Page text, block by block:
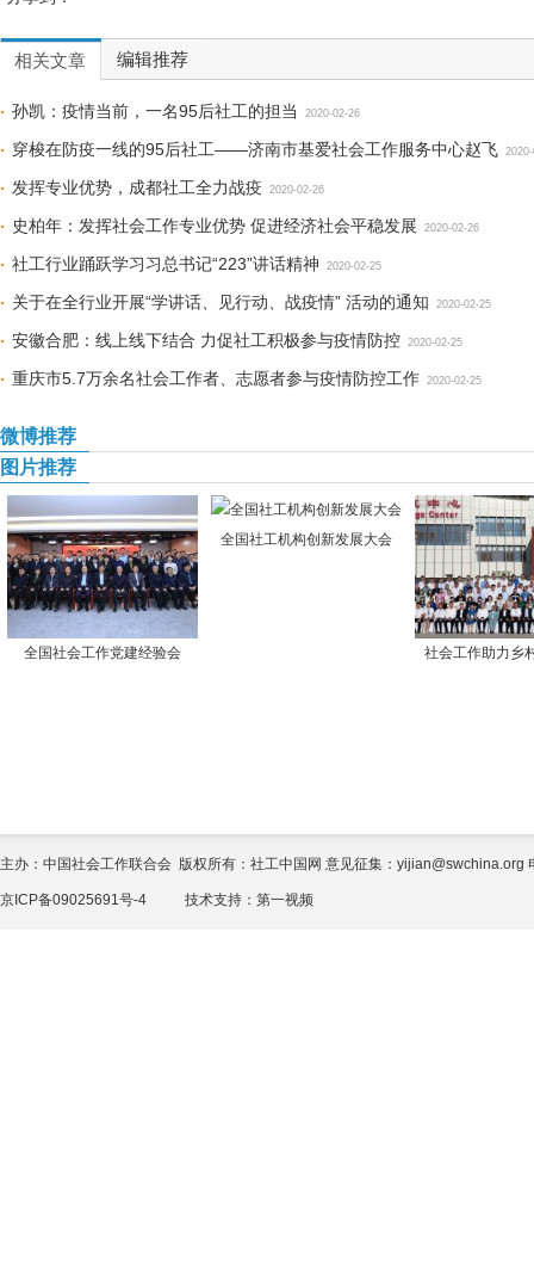
相关文章 编辑推荐
孙凯：疫情当前，一名95后社工的担当 2020-02-26
穿梭在防疫一线的95后社工——济南市基爱社会工作服务中心赵飞
发挥专业优势，成都社工全力战疫 2020-02-26
史柏年：发挥社会工作专业优势 促进经济社会平稳发展 2020-02-26
社工行业踊跃学习习总书记“223”讲话精神 2020-02-25
关于在全行业开展“学讲话、见行动、战疫情” 活动的通知 2020-02-25
安徽合肥：线上线下结合 力促社工积极参与疫情防控 2020-02-25
重庆市5.7万余名社会工作者、志愿者参与疫情防控工作 2020-02-25
微博推荐
图片推荐
全国社会工作党建经验会
全国社工机构创新发展大会
社会工作助力乡
主办：中国社会工作联合会 版权所有：社工中国网 意见征集：yijian@swchina.org
京ICP备09025691号-4 技术支持： 第一视频